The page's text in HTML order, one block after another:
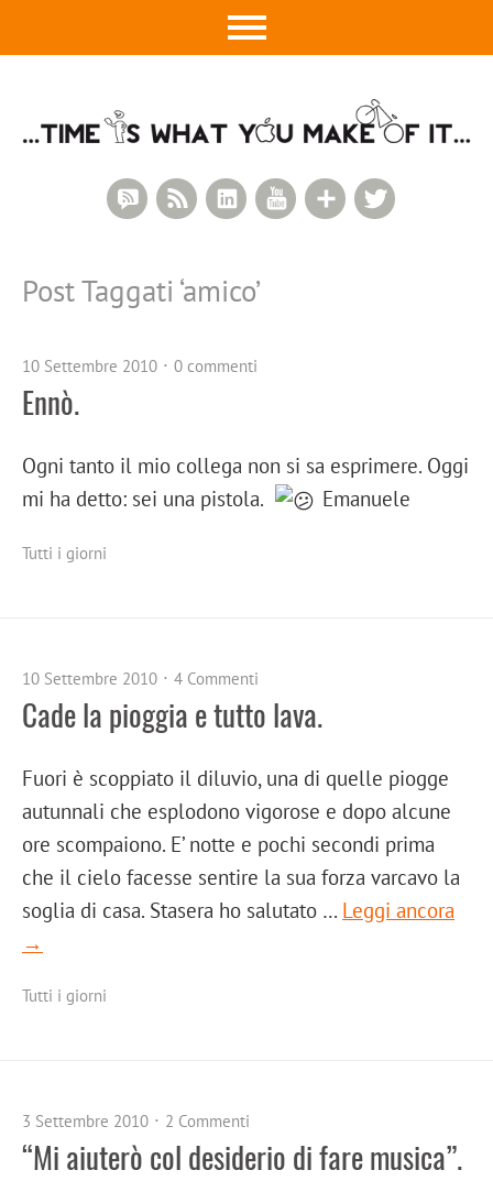
Google+
YouTube
LinkedIn
RSS Feed
RSS Comments
Post Taggati ‘amico’
10 Settembre 2010 0 commenti
Ennò.
Ogni tanto il mio collega non si sa esprimere. Oggi
mi ha detto: sei una pistola.
Emanuele
Tutti i giorni
10 Settembre 2010 4 Commenti
Cade la pioggia e tutto lava.
Fuori è scoppiato il diluvio, una di quelle piogge
autunnali che esplodono vigorose e dopo alcune
ore scompaiono. E’ notte e pochi secondi prima
che il cielo facesse sentire la sua forza varcavo la
soglia di casa. Stasera ho salutato … Leggi ancora
→
Tutti i giorni
3 Settembre 2010 2 Commenti
“Mi aiuterò col desiderio di fare musica”.